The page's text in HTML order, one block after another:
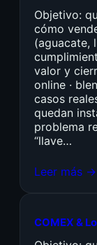
Objetivo:
cómo
(aguacate,
valor y
online ·
casos
quedan
problema
“llave…
Leer más →
COMEX &